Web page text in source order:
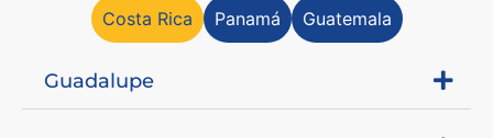
Costa Rica Panamá Guatemala
Guadalupe